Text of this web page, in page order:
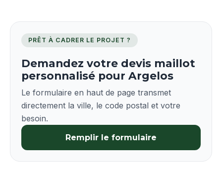
PRÊT À CADRER LE PROJET ?
Demandez votre devis maillot
personnalisé pour Argelos
Le formulaire en haut de page transmet
directement la ville, le code postal et votre
besoin.
Remplir le formulaire